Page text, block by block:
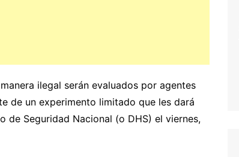
ilegal serán evaluados por agentes
de un experimento limitado que les dará
de Seguridad Nacional (o DHS) el viernes,